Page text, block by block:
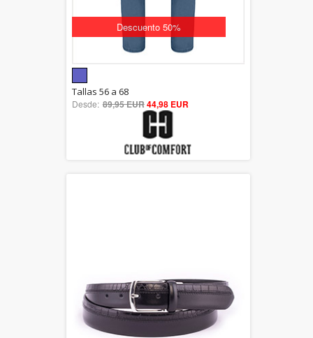
Descuento 50%
out of 5
Tallas 56 a 68
Desde: 89,95 EUR44,98 EUR